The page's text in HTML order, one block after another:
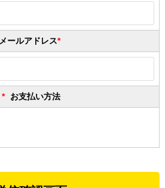
メールアドレス
お支払い方法